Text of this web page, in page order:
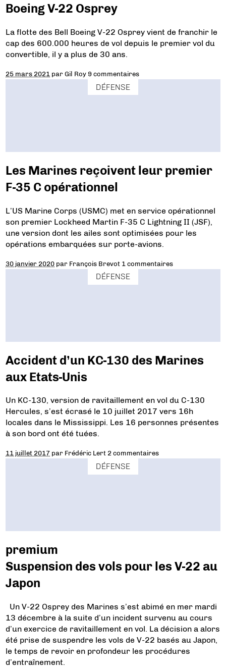
Boeing V-22 Osprey
La flotte des Bell Boeing V-22 Osprey vient de franchir le
cap des 600.000 heures de vol depuis le premier vol du
convertible, il y a plus de 30 ans.
25 mars 2021 parGil Roy 9 commentaires
DÉFENSE
Les Marines reçoivent leur premier
F-35 C opérationnel
L’US Marine Corps (USMC) met en service opérationnel
son premier Lockheed Martin F-35 C Lightning II (JSF),
une version dont les ailes sont optimisées pour les
opérations embarquées sur porte-avions.
30 janvier 2020 par François Brevot 1 commentaires
DÉFENSE
Accident d’un KC-130 des Marines
aux Etats-Unis
Un KC-130, version de ravitaillement en vol du C-130
Hercules, s’est écrasé le 10 juillet 2017 vers 16h
locales dans le Mississippi. Les 16 personnes présentes
à son bord ont été tuées.
11 juillet 2017 par Frédéric Lert 2 commentaires
DÉFENSE
premium
Suspension des vols pour les V-22 au
Japon
Un V-22 Osprey des Marines s’est abimé en mer mardi
13 décembre à la suite d’un incident survenu au cours
d’un exercice de ravitaillement en vol. La décision a alors
été prise de suspendre les vols de V-22 basés au Japon,
le temps de revoir en profondeur les procédures
d’entraînement.